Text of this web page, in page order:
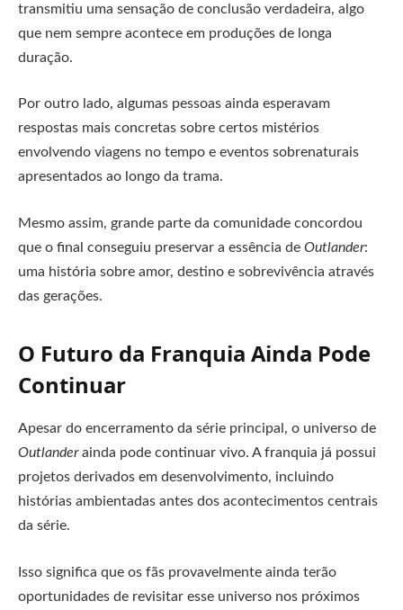
transmitiu uma sensação de conclusão verdadeira, algo
que nem sempre acontece em produções de longa
duração.
Por outro lado, algumas pessoas ainda esperavam
respostas mais concretas sobre certos mistérios
envolvendo viagens no tempo e eventos sobrenaturais
apresentados ao longo da trama.
Mesmo assim, grande parte da comunidade concordou
que o final conseguiu preservar a essência de Outlander:
uma história sobre amor, destino e sobrevivência através
das gerações.
O Futuro da Franquia Ainda Pode
Continuar
Apesar do encerramento da série principal, o universo de
Outlanderainda pode continuar vivo. A franquia já possui
projetos derivados em desenvolvimento, incluindo
histórias ambientadas antes dos acontecimentos centrais
da série.
Isso significa que os fãs provavelmente ainda terão
oportunidades de revisitar esse universo nos próximos